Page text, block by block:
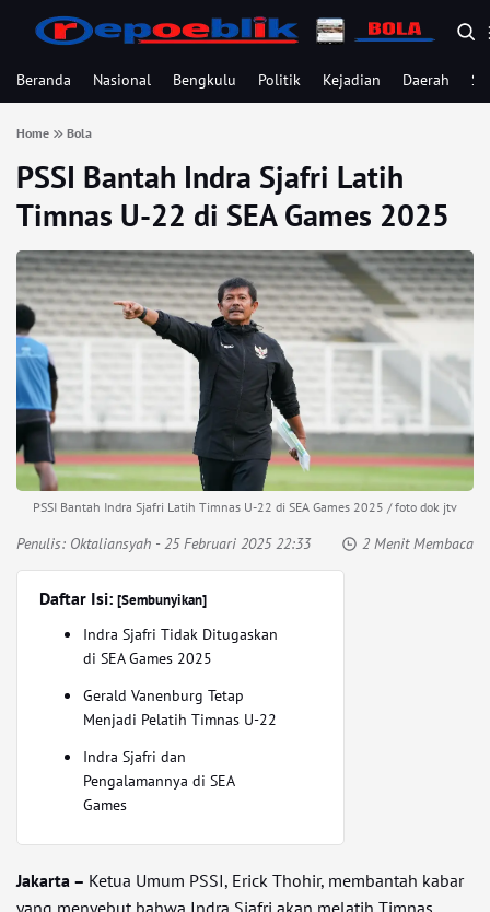
Beranda Nasional Bengkulu Politik Kejadian Daerah
Home Bola
PSSI Bantah Indra Sjafri Latih
Timnas U-22 di SEA Games 2025
PSSI Bantah Indra Sjafri Latih Timnas U-22 di SEA Games 2025 / foto dok jtv
Penulis: Oktaliansyah - 25 Februari 2025 22:33 2 Menit Membaca
Daftar Isi: [Sembunyikan]
Indra Sjafri Tidak Ditugaskan
di SEA Games 2025
Gerald Vanenburg Tetap
Menjadi Pelatih Timnas U-22
Indra Sjafri dan
Pengalamannya di SEA
Games
Jakarta – Ketua Umum PSSI, Erick Thohir, membantah kabar
yang menyebut bahwa Indra Sjafri akan melatih Timnas